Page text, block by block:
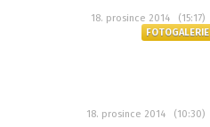
18. prosince 2014 (15:17)
FOTOGALERIE
18. prosince 2014 (10:30)